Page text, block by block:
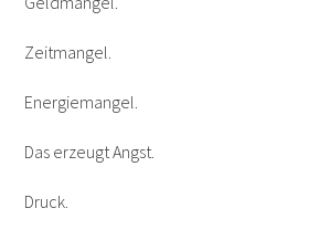
Zeitmangel.
Energiemangel.
Das erzeugt Angst.
Druck.